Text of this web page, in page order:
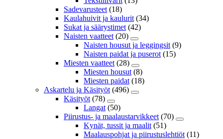
Sadevarusteet (18)
Kaulahuivit ja kaulurit (34)
Sukat ja säärystimet (42)
Naisten vaatteet (20)
Naisten housut ja leggingsit (9)
Naisten paidat ja puserot (15)
Miesten vaatteet (28)
Miesten housut (8)
Miesten paidat (18)
Askartelu ja Käsityöt (496)
Käsityöt (78)
Langat (50)
Piirustus- ja maalaustarvikkeet (70)
Kynät, tussit ja maalit (51)
Maalauspohjat ja piirustuslehtiöt (11)